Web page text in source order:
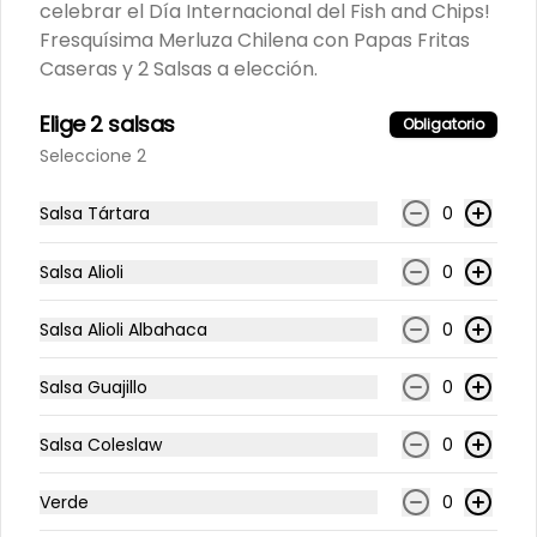
$1.000
Salsa Crema Ácida
Yogurt Natural, Ciboultte y Limón
$1.000
Salsa Guajillo
Pimentón, Tomate, Cebolla Morada
$1.000
celebrar el Día Internacional del Fish and Chips!
Fresquísima Merluza Chilena con Papas Fritas
Caseras y 2 Salsas a elección.
Elige 2 salsas Obligatorio
Seleccione 2
Salsa Tártara 0
Salsa Alioli 0
Salsa Alioli Albahaca 0
Salsa Guajillo 0
Salsa Coleslaw 0
Verde 0